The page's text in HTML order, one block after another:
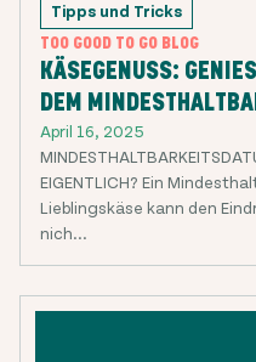
Tipps und Tricks
TOO GOOD TO GO BLOG
KÄSEGENUSS:
DEM
April 16, 2025
EIGENTLICH? Ein
Lieblingskäse kann den
nich...